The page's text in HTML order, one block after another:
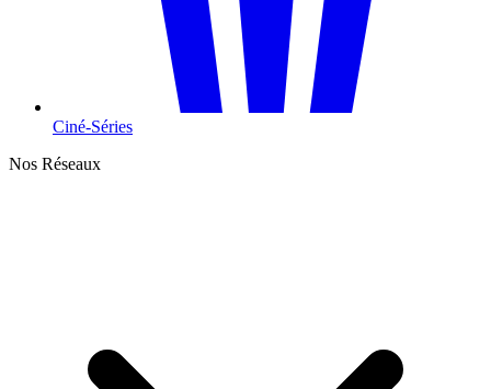
Ciné-Séries
Nos Réseaux